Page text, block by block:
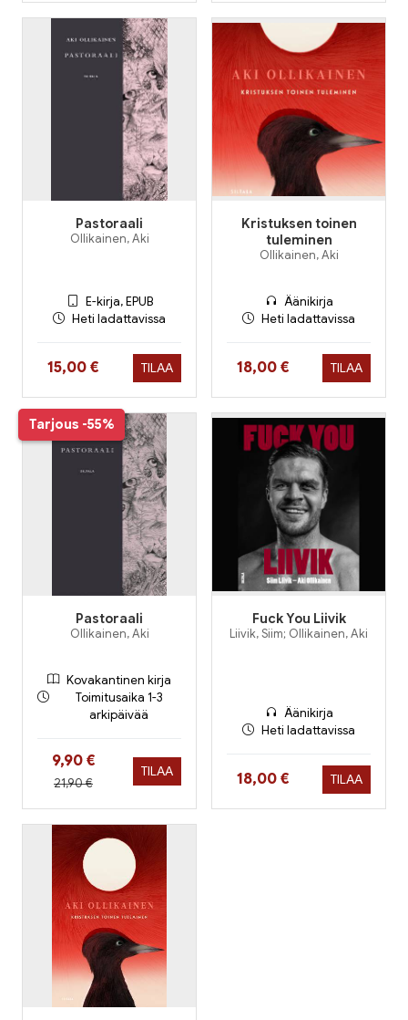
Pastoraali
Ollikainen, Aki
E-kirja, EPUB
Heti ladattavissa
Hinta nyt
15,00 € TILAA
Kristuksen toinen
tuleminen
Ollikainen, Aki
Äänikirja
Heti ladattavissa
Hinta nyt
18,00 € TILAA
Tarjous -55%
Pastoraali
Ollikainen, Aki
Kovakantinen kirja
Toimitusaika 1-3
arkipäivää
Hinta nyt
9,90 €
Hinta aiemmin
21,90 €
TILAA
Fuck You Liivik
Liivik, Siim; Ollikainen, Aki
Äänikirja
Heti ladattavissa
Hinta nyt
18,00 € TILAA